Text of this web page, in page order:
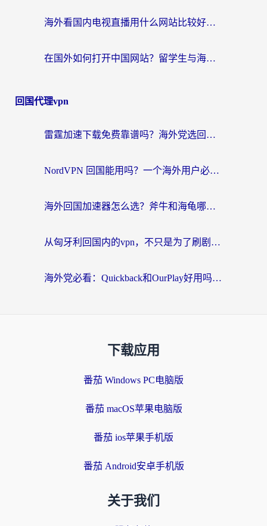
海外看国内电视直播用什么网站比较好？一篇解决你所有追剧难题的实用指南
在国外如何打开中国网站？留学生与海外华人的无缝访问指南
回国代理vpn
雷霆加速下载免费靠谱吗？海外党选回国加速器的避坑指南（附热门工具对比）
NordVPN 回国能用吗？一个海外用户必须面对的真实困境
海外回国加速器怎么选？斧牛和海龟哪个好？一篇帮你避开坑的实用指南
从匈牙利回国内的vpn，不只是为了刷剧那么简单
海外党必看：Quickback和OurPlay好用吗？3分钟选对回国加速器，无缝刷剧玩游戏
下载应用
番茄 Windows PC电脑版
番茄 macOS苹果电脑版
番茄 ios苹果手机版
番茄 Android安卓手机版
关于我们